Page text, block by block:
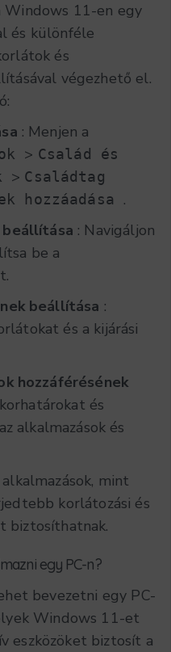
Windows 11-en egy
és különféle
és
végezhető el.
: Menjen a
> Család és
> Családtag
hozzáadása .
: Navigáljon
be a
beállítása :
és a kijárási
hozzáférésének
és
alkalmazások és
mint
korlátozási és
biztosíthatnak.
egy PC-n?
bevezetni egy PC-
Windows 11-et
eszközöket biztosít a